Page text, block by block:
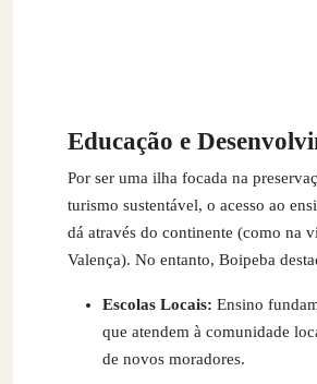
Educação e
Por ser uma ilha focada na
turismo sustentável, o acesso ao
dá através do continente (como na
Valença). No entanto, Boipeba
Escolas Locais: Ensino
que atendem à comunidade
de novos moradores.